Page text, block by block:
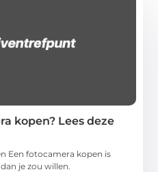
kopen? Lees deze
Een fotocamera kopen is
je zou willen.